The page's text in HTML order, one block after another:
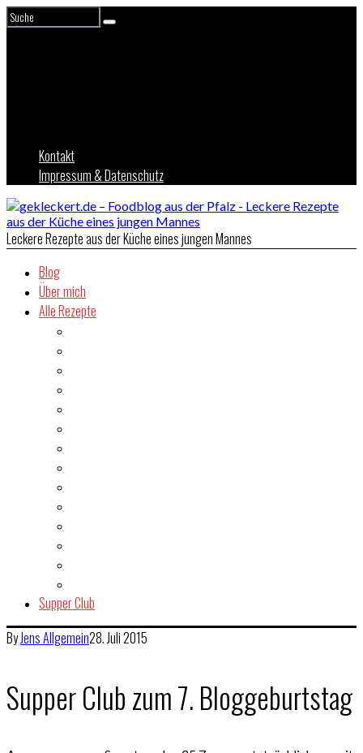
Kontakt
Impressum & Datenschutz
Leckere Rezepte aus der Küche eines jungen Mannes
Blog
Über mich
Alle Rezepte
Supper Club
ByJensAllgemein28. Juli 2015
Supper Club zum 7. Bloggeburtstag